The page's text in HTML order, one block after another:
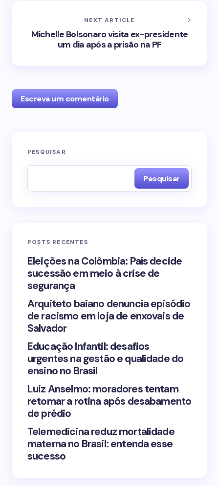
NEXT ARTICLE
Michelle Bolsonaro visita ex-presidente
um dia após a prisão na PF
Escreva um comentário
O seu endereço de e-mail não será publicado.
Your Comment *
Save my name and email in this browser for the
Submit Comment
PESQUISAR
Pesquisar
POSTS RECENTES
Eleições na Colômbia: País decide
sucessão em meio à crise de
segurança
Arquiteto baiano denuncia episódio
de racismo em loja de enxovais de
Salvador
Educação Infantil: desafios
urgentes na gestão e qualidade do
ensino no Brasil
Luiz Anselmo: moradores tentam
retomar a rotina após desabamento
de prédio
Telemedicina reduz mortalidade
materna no Brasil: entenda esse
sucesso